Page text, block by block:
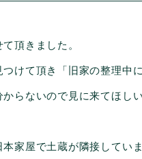
頂きました。
けて頂き「旧家の整理中
らないので見に来てほし
家屋で土蔵が隣接してい